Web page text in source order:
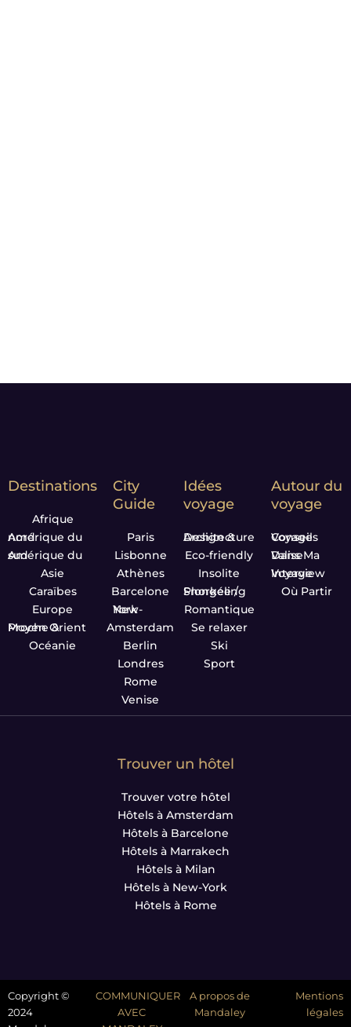
Destinations
Afrique
Amérique du nord
Amérique du sud
Asie
Caraïbes
Europe
Proche & Moyen Orient
Océanie
City
Guide
Paris
Lisbonne
Athènes
Barcelone
New-York
Amsterdam
Berlin
Londres
Rome
Venise
Idées
voyage
Design & Architecture
Eco-friendly
Insolite
Plongée / Snorkeling
Romantique
Se relaxer
Ski
Sport
Autour du
voyage
Conseils Voyage
Dans Ma Valise
Interview Voyage
Où Partir
Trouver un hôtel
Trouver votre hôtel
Hôtels à Amsterdam
Hôtels à Barcelone
Hôtels à Marrakech
Hôtels à Milan
Hôtels à New-York
Hôtels à Rome
Copyright ©
2024
COMMUNIQUER
AVEC
A propos de
Mandaley
Mentions
légales